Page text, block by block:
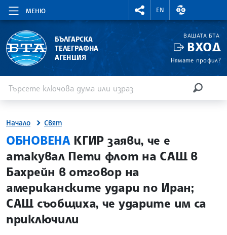
МЕНЮ
RIGHTMENU.SOCIAL
EN
ВАЛУТНИ
БЪЛГАРСКА
ТЕЛЕГРАФНА
АГЕНЦИЯ
ВАШАТА БТА
ВХОД
Нямате профил?
Начало Свят
site.bta
ОБНОВЕНАКГИР заяви, че е
атакувал Пети флот на САЩ в
Бахрейн в отговор на
американските удари по Иран;
САЩ съобщиха, че ударите им са
приключили